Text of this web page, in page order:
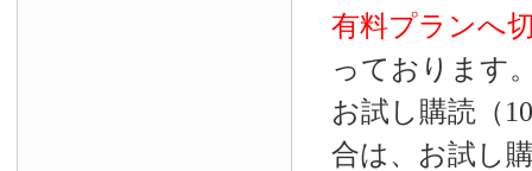
有料プランへ
っております
お試し購読（
合は、お試し